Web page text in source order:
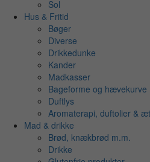
Sol
Hus & Fritid
Bøger
Diverse
Drikkedunke
Kander
Madkasser
Bageforme og hævekurve
Duftlys
Aromaterapi, duftolier &
Mad & drikke
Brød, knækbrød m.m.
Drikke